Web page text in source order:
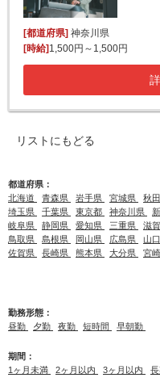
[都道府県] 神奈川県
[時給] 1,500円～1,500円
リストにもどる
都道府県：
北海道
青森県 岩手県 宮城県 秋
埼玉県
千葉県 東京都 神奈川県
岐阜県
静岡県 愛知県 三重県 滋
鳥取県
島根県 岡山県 広島県 山
佐賀県
長崎県 熊本県 大分県 宮
勤務形態：
昼勤
夕勤 夜勤 短時間 早朝勤
期間：
1ヶ月未満
2ヶ月以内 3ヶ月以内